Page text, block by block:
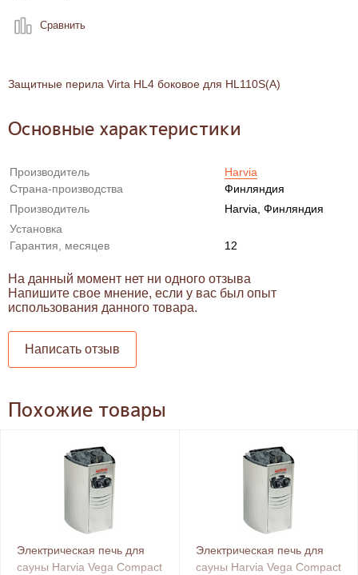
Сравнить
Защитные перила Virta HL4 боковое для HL110S(A)
Основные характеристики
Производитель
Harvia
Страна-производства
Финляндия
Производитель
Harvia, Финляндия
Установка
Гарантия, месяцев
12
На данный момент нет ни одного отзыва
Напишите свое мнение, если у вас был опыт
использования данного товара.
Написать отзыв
Похожие товары
Электрическая печь для
сауны Harvia Vega Compact
Электрическая печь для
сауны Harvia Vega Compact